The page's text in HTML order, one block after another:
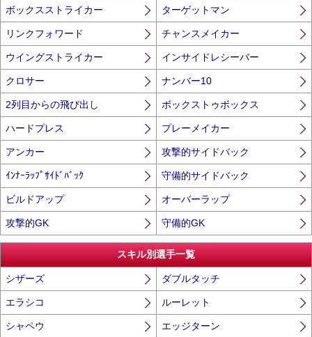
ボックスストライカー ターゲットマン
リンクフォワード チャンスメイカー
ウイングストライカー インサイドレシーバー
クロサー ナンバー10
2列目からの飛び出し ボックストゥボックス
ハードプレス プレーメイカー
アンカー 攻撃的サイドバック
ｲﾝﾅｰﾗｯﾌﾟｻｲﾄﾞﾊﾞｯｸ 守備的サイドバック
ビルドアップ オーバーラップ
攻撃的GK 守備的GK
スキル別選手一覧
シザーズ ダブルタッチ
エラシコ ルーレット
シャペウ エッジターン